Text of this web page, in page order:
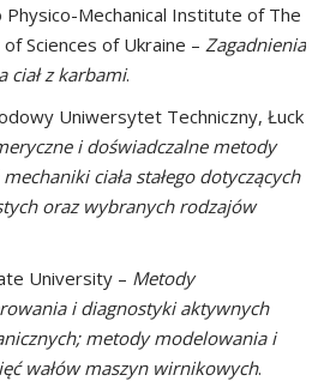
Physico-Mechanical Institute of The
Sciences of Ukraine – Zagadnienia
ciał z karbami.
Uniwersytet Techniczny, Łuck
i doświadczalne metody
ciała stałego dotyczących
oraz wybranych rodzajów
University – Metody
i diagnostyki aktywnych
metody modelowania i
wałów maszyn wirnikowych.